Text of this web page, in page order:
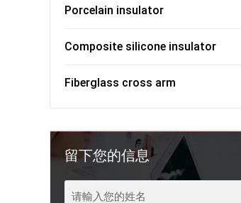
Porcelain insulator
Composite silicone insulator
Fiberglass cross arm
留下您的信息